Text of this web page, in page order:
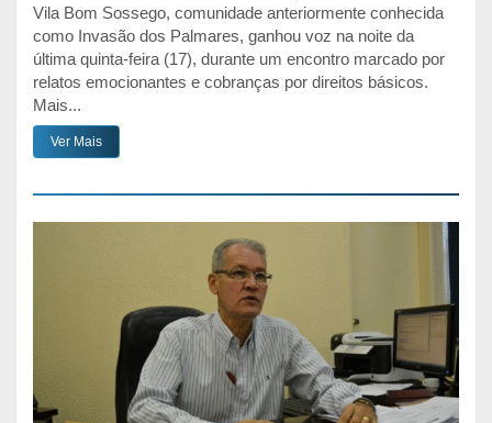
Vila Bom Sossego, comunidade anteriormente conhecida
como Invasão dos Palmares, ganhou voz na noite da
última quinta-feira (17), durante um encontro marcado por
relatos emocionantes e cobranças por direitos básicos.
Mais...
Ver Mais